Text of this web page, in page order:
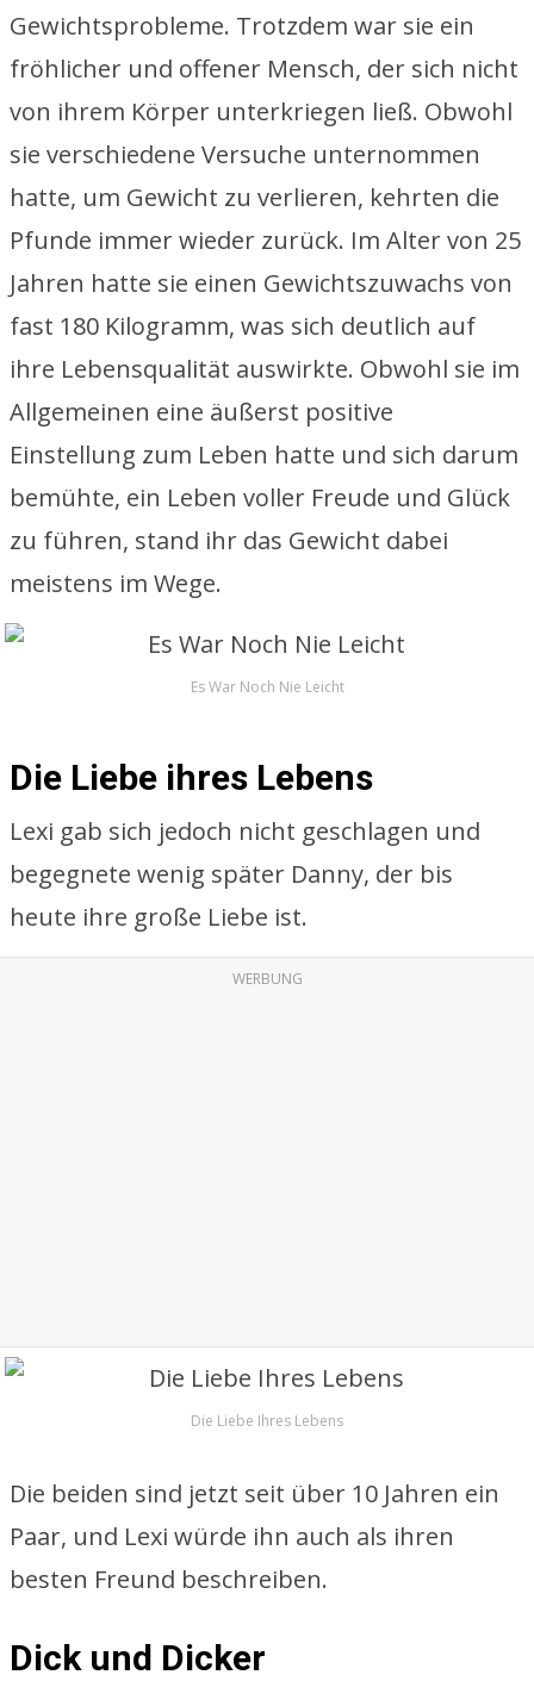
Gewichtsprobleme. Trotzdem war sie ein
fröhlicher und offener Mensch, der sich nicht
von ihrem Körper unterkriegen ließ. Obwohl
sie verschiedene Versuche unternommen
hatte, um Gewicht zu verlieren, kehrten die
Pfunde immer wieder zurück. Im Alter von 25
Jahren hatte sie einen Gewichtszuwachs von
fast 180 Kilogramm, was sich deutlich auf
ihre Lebensqualität auswirkte. Obwohl sie im
Allgemeinen eine äußerst positive
Einstellung zum Leben hatte und sich darum
bemühte, ein Leben voller Freude und Glück
zu führen, stand ihr das Gewicht dabei
meistens im Wege.
Es War Noch Nie Leicht
Die Liebe ihres Lebens
Lexi gab sich jedoch nicht geschlagen und
begegnete wenig später Danny, der bis
heute ihre große Liebe ist.
WERBUNG
Die Liebe Ihres Lebens
Die beiden sind jetzt seit über 10 Jahren ein
Paar, und Lexi würde ihn auch als ihren
besten Freund beschreiben.
Dick und Dicker